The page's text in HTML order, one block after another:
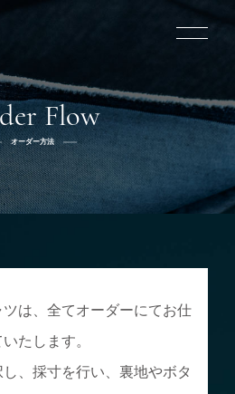
について
ヒストリー
ーダー方法
修理
新着
インタビュー
採用情報
Flow
オーダー方法
は、全てオーダーにてお仕
たします。
、採寸を行い、裏地やボタ